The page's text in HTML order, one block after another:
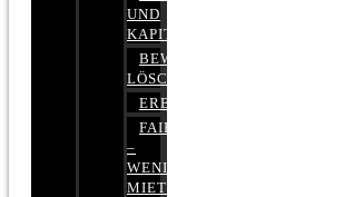
UND
KAPITALMARKTRECHT
BEWERTUNGEN
LÖSCHEN
ERBRECHT
FAIRMIETEN
–
WENIGER
MIETE